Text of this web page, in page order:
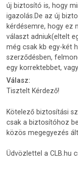
új biztosító is, hogy
igazolás.De az új
kérdésemre, hogy ez
választ adniuk(eltelt
még csak kb egy-két
szerződésben,
egy korrektebbet,
Válasz:
Tisztelt Kérdező!
Kötelező biztosítási
csak a biztosítóhoz
közös megegyezés
Üdvözlettel a CLB.hu